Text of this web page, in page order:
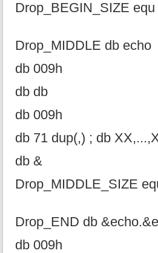
Drop_BEGIN_SIZE
Drop_MIDDLE db echo
db 009h
db db
db 009h
db 71 dup(,) ; db
db &
Drop_MIDDLE_SIZE
Drop_END db
db 009h